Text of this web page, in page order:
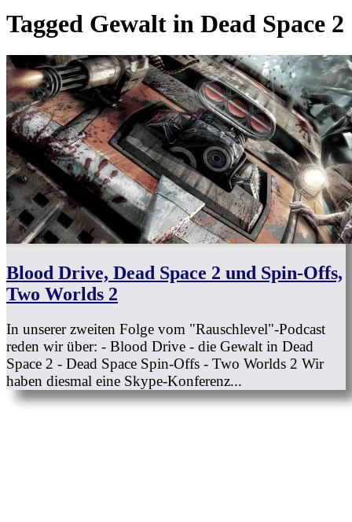
Tagged Gewalt in Dead Space 2
Blood Drive, Dead Space 2 und Spin-Offs,
Two Worlds 2
In unserer zweiten Folge vom "Rauschlevel"-Podcast
reden wir über: - Blood Drive - die Gewalt in Dead
Space 2 - Dead Space Spin-Offs - Two Worlds 2 Wir
haben diesmal eine Skype-Konferenz...